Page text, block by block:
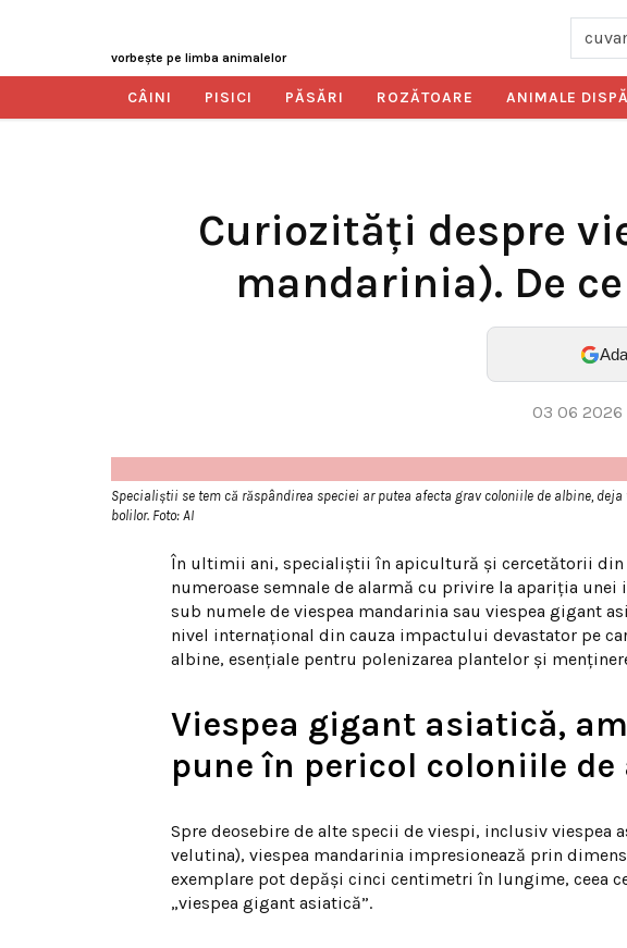
vorbeşte pe limba animalelor
CÂINI PISICI PĂSĂRI ROZĂTOARE ANIMALE
Curiozități despre
mandarinia). De
03 06 2026
Specialiștii se tem că răspândirea speciei ar putea afecta grav coloniile de albine,
bolilor. Foto: AI
În ultimii ani, specialiștii în apicultură și cercetătorii
numeroase semnale de alarmă cu privire la apariția unei
sub numele de viespea mandarinia sau viespea gigant
nivel internațional din cauza impactului devastator pe
albine, esențiale pentru polenizarea plantelor și
Viespea gigant asiatică,
pune în pericol coloniile de
Spre deosebire de alte specii de viespi, inclusiv viespea
velutina), viespea mandarinia impresionează prin
exemplare pot depăși cinci centimetri în lungime, ceea
„viespea gigant asiatică”.